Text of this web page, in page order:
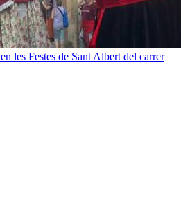
les Festes de Sant Albert del carrer